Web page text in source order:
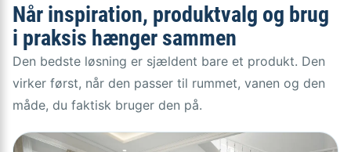
Når inspiration, produktvalg og brug
i praksis hænger sammen
Den bedste løsning er sjældent bare et produkt. Den
virker først, når den passer til rummet, vanen og den
måde, du faktisk bruger den på.